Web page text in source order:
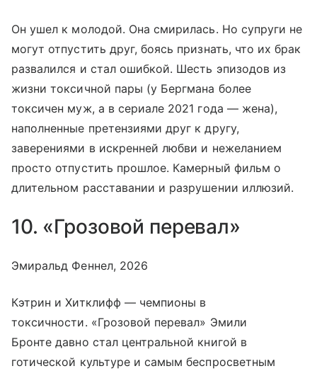
Он ушел к молодой. Она смирилась. Но супруги не
могут отпустить друг, боясь признать, что их брак
развалился и стал ошибкой. Шесть эпизодов из
жизни токсичной пары (у Бергмана более
токсичен муж, а в сериале 2021 года — жена),
наполненные претензиями друг к другу,
заверениями в искренней любви и нежеланием
просто отпустить прошлое. Камерный фильм о
длительном расставании и разрушении иллюзий.
10. «Грозовой перевал»
Эмиральд Феннел, 2026
Кэтрин и Хитклифф — чемпионы в
токсичности. «Грозовой перевал» Эмили
Бронте давно стал центральной книгой в
готической культуре и самым беспросветным